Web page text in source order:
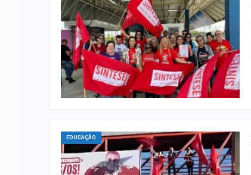
EDUCAÇÃO